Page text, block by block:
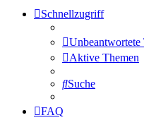
Schnellzugriff
Unbeantwortete
Aktive Themen
Suche
FAQ